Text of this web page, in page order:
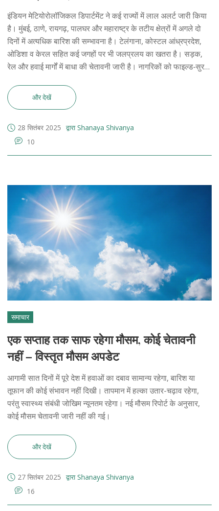
इंडियन मेटियोरोलॉजिकल डिपार्टमेंट ने कई राज्यों में लाल अलर्ट जारी किया
है। मुंबई, ठाणे, रायगढ़, पालघर और महाराष्ट्र के तटीय क्षेत्रों में अगले दो
दिनों में अत्यधिक बारिश की सम्भावना है। टेलंगाना, कोस्टल आंध्रप्रदेश,
ओडिशा व केरल सहित कई जगहों पर भी जलप्रलय का खतरा है। सड़क,
रेल और हवाई मार्गों में बाधा की चेतावनी जारी है। नागरिकों को फाइल्ड‑सुरक्षा
और देखें
28 सितंबर 2025 द्वारा Shanaya Shivanya
10
समाचार
एक सप्ताह तक साफ रहेगा मौसम, कोई चेतावनी
नहीं – विस्तृत मौसम अपडेट
आगामी सात दिनों में पूरे देश में हवाओं का दबाव सामान्य रहेगा, बारिश या
तूफान की कोई संभावन नहीं दिखी। तापमान में हल्का उतार-चढ़ाव रहेगा,
परंतु स्वास्थ्य संबंधी जोखिम न्यूनतम रहेगा। नई मौसम रिपोर्ट के अनुसार,
कोई मौसम चेतावनी जारी नहीं की गई।
और देखें
27 सितंबर 2025 द्वारा Shanaya Shivanya
16